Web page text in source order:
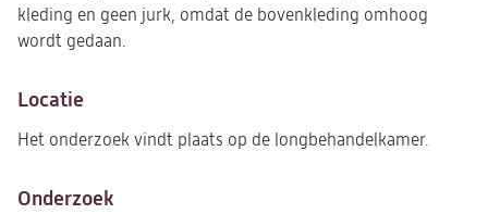
kleding en geen jurk, omdat de bovenkleding omhoog
wordt gedaan.
Locatie
Het onderzoek vindt plaats op de longbehandelkamer.
Onderzoek